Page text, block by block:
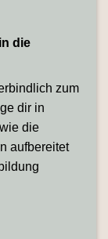
die
zum
dir in
wie die
aufbereitet